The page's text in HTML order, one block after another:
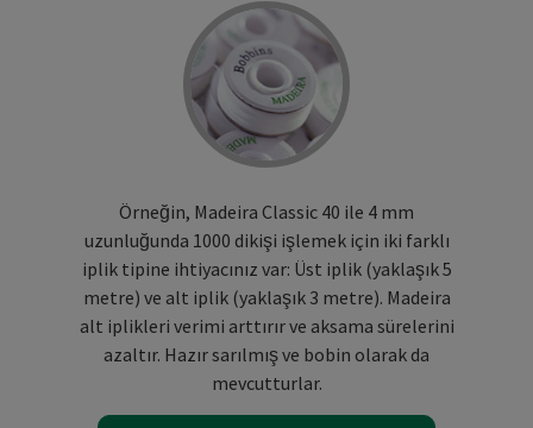
Örneğin, Madeira Classic 40 ile 4 mm
uzunluğunda 1000 dikişi işlemek için iki farklı
iplik tipine ihtiyacınız var: Üst iplik (yaklaşık 5
metre) ve alt iplik (yaklaşık 3 metre). Madeira
alt iplikleri verimi arttırır ve aksama sürelerini
azaltır. Hazır sarılmış ve bobin olarak da
mevcutturlar.